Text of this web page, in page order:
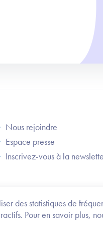
des statistiques de
Pour en savoir plus,
Left
Nous rejoindre
Espace presse
Inscrivez-vous à la